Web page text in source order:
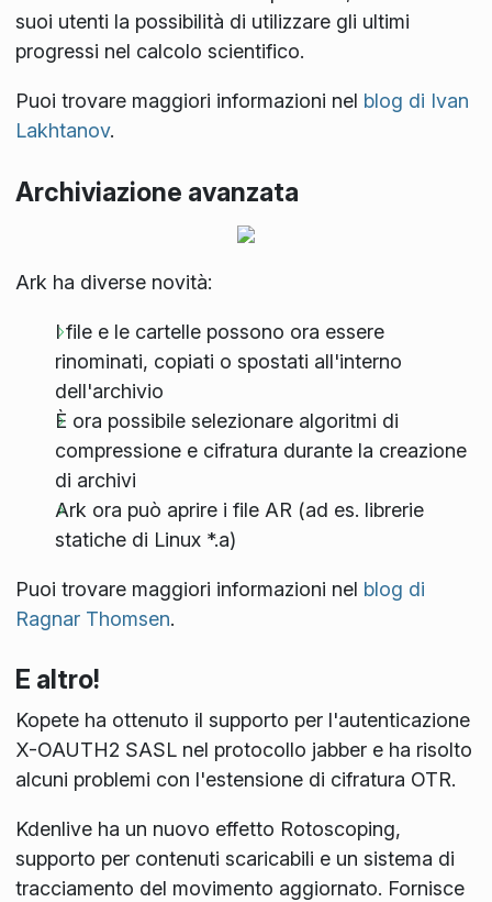
suoi utenti la possibilità di utilizzare gli ultimi
progressi nel calcolo scientifico.
Puoi trovare maggiori informazioni nel blog di Ivan
Lakhtanov.
Archiviazione avanzata
Ark ha diverse novità:
I file e le cartelle possono ora essere
rinominati, copiati o spostati all'interno
dell'archivio
È ora possibile selezionare algoritmi di
compressione e cifratura durante la creazione
di archivi
Ark ora può aprire i file AR (ad es. librerie
statiche di Linux *.a)
Puoi trovare maggiori informazioni nel blog di
Ragnar Thomsen.
E altro!
Kopete ha ottenuto il supporto per l'autenticazione
X-OAUTH2 SASL nel protocollo jabber e ha risolto
alcuni problemi con l'estensione di cifratura OTR.
Kdenlive ha un nuovo effetto Rotoscoping,
supporto per contenuti scaricabili e un sistema di
tracciamento del movimento aggiornato. Fornisce